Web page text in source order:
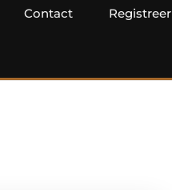
Contact Registreer